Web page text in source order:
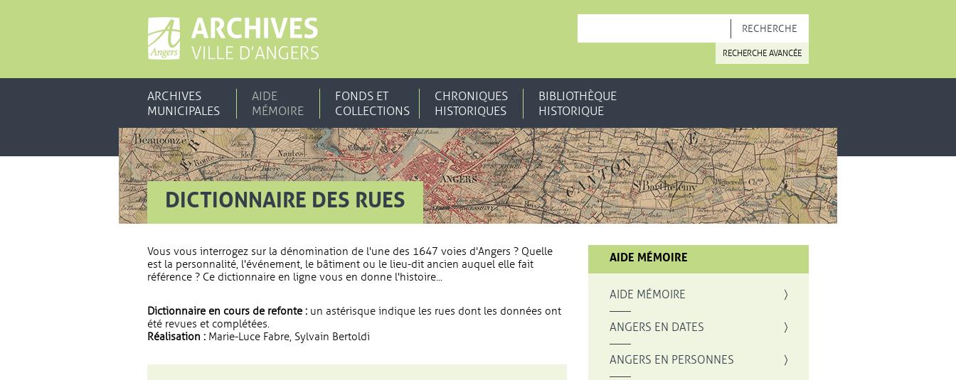
RECHERCHE AVANCÉE
ARCHIVES
MUNICIPALES
AIDE
MÉMOIRE
FONDS ET
COLLECTIONS
CHRONIQUES
HISTORIQUES
BIBLIOTHÈQUE
HISTORIQUE
DICTIONNAIRE DES RUES
Vous vous interrogez sur la dénomination de l'une des 1647 voies d'Angers ? Quelle
est la personnalité, l'événement, le bâtiment ou le lieu-dit ancien auquel elle fait
référence ? Ce dictionnaire en ligne vous en donne l'histoire...
Dictionnaire en cours de refonte : un astérisque indique les rues dont les données ont
été revues et complétées.
Réalisation : Marie-Luce Fabre, Sylvain Bertoldi
AIDE MÉMOIRE
AIDE MÉMOIRE
ANGERS EN DATES
ANGERS EN PERSONNES